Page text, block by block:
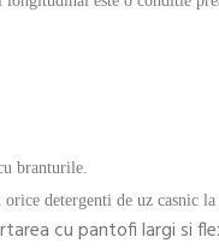
branturile.
detergenti de uz casnic
cu pantofi largi si